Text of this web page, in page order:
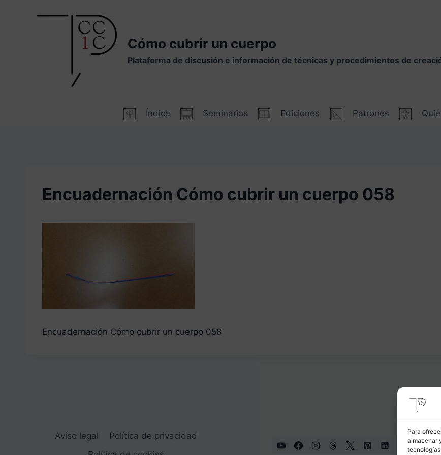
Para
almacenar
Cómo cubrir un cuerpo
Plataforma de discusión e información de técnicas y procedimientos de
Índice Seminarios Ediciones Patrones
Encuadernación Cómo cubrir un cuerpo 058
Encuadernación Cómo cubrir un cuerpo 058
Aviso legal
Política de privacidad